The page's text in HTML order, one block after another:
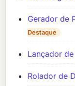
Gerador de
Destaque
Lançador
Rolador de